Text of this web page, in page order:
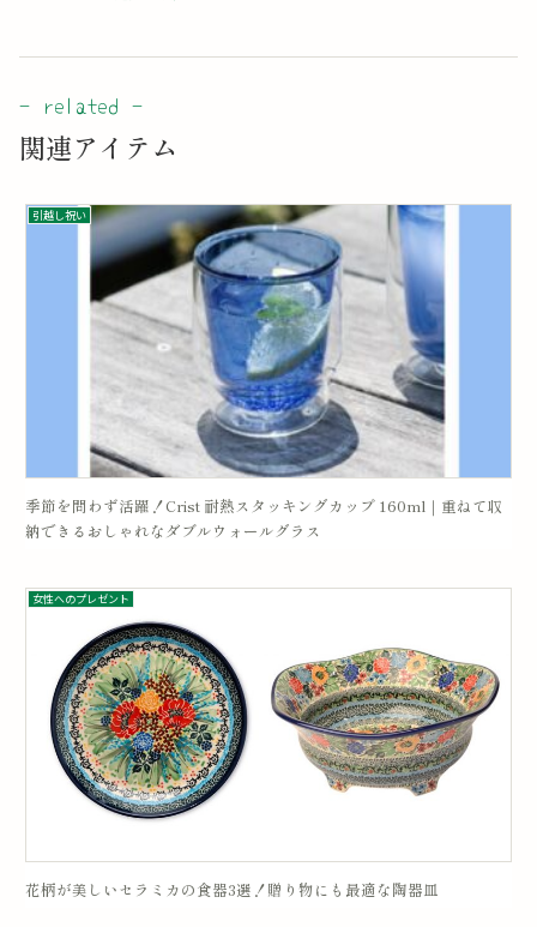
関連アイテム
引越し祝い
季節を問わず活躍！Crist 耐熱スタッキングカップ 160ml｜重ねて収
納できるおしゃれなダブルウォールグラス
女性へのプレゼント
花柄が美しいセラミカの食器3選！贈り物にも最適な陶器皿